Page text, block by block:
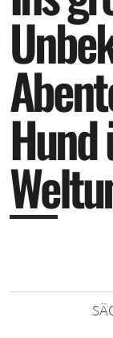
Unbe
Abent
Hund
Weltu